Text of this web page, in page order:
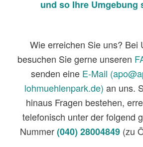
und so Ihre Umgebung
Wie erreichen Sie uns? Bei
besuchen Sie gerne unseren
senden eine E-Mail
lohmuehlenpark.de) an uns.
hinaus Fragen bestehen,
telefonisch unter der folgend
Nummer(040) 28004849 (zu